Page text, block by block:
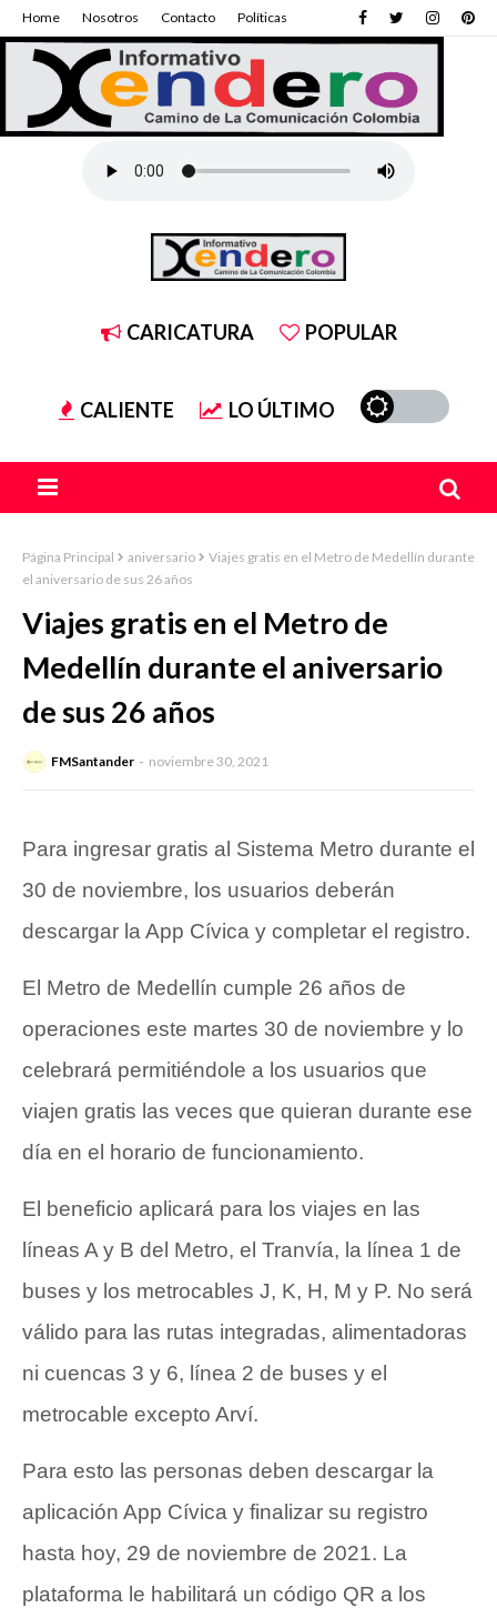
Home Nosotros Contacto Políticas
CARICATURA POPULAR
CALIENTE LO ÚLTIMO
Página Principal aniversario
Viajes gratis en el Metro de Medellín durante
el aniversario de sus 26 años
Viajes gratis en el Metro de
Medellín durante el aniversario
de sus 26 años
FMSantander noviembre 30, 2021
Para ingresar gratis al Sistema Metro durante el
30 de noviembre, los usuarios deberán
descargar la App Cívica y completar el registro.
El Metro de Medellín cumple 26 años de
operaciones este martes 30 de noviembre y lo
celebrará permitiéndole a los usuarios que
viajen gratis las veces que quieran durante ese
día en el horario de funcionamiento.
El beneficio aplicará para los viajes en las
líneas A y B del Metro, el Tranvía, la línea 1 de
buses y los metrocables J, K, H, M y P. No será
válido para las rutas integradas, alimentadoras
ni cuencas 3 y 6, línea 2 de buses y el
metrocable excepto Arví.
Para esto las personas deben descargar la
aplicación App Cívica y finalizar su registro
hasta hoy, 29 de noviembre de 2021. La
plataforma le habilitará un código QR a los